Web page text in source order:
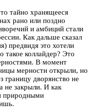
тайно хранящееся
рано или поздно
и амбиций стали
Как дальше сказал
предвидя это хотели
такое коллайдер? Это
В момент
мерности открыли, но
границу дворянство не
не закрыли. И как
природными